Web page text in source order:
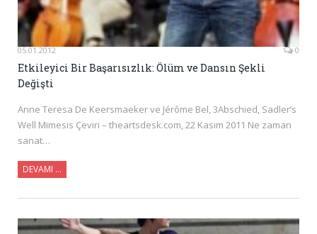
05.01.2012 0
Etkileyici Bir Başarısızlık: Ölüm ve Dansın Şekli
Değişti
Anne Teresa De Keersmaeker ve Jérôme Bel, 3Abschied, Sadler’s
Well Mimesis Çeviri – theartsdesk.com, 22 Kasım 2011 Ne zaman
sanat…
DEVAMI …